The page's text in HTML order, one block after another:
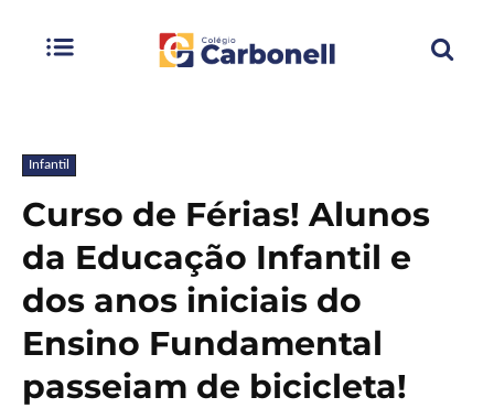
Infantil
Curso de Férias! Alunos
da Educação Infantil e
dos anos iniciais do
Ensino Fundamental
passeiam de bicicleta!